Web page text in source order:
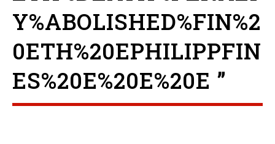
Y%ABOLISHED%FIN%2
0ETH%20EPHILIPPFIN
ES%20E%20E%20E ”